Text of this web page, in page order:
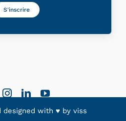
S'inscrire
designed with ♥ by viss